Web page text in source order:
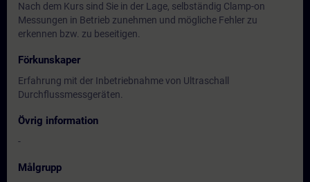
Nach dem Kurs sind Sie in der Lage, selbständig Clamp-on
Messungen in Betrieb zunehmen und mögliche Fehler zu
erkennen bzw. zu beseitigen.
Förkunskaper
Erfahrung mit der Inbetriebnahme von Ultraschall
Durchflussmessgeräten.
Övrig information
-
Målgrupp